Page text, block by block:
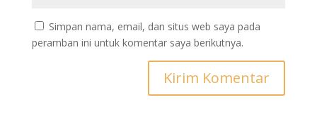
Simpan nama, email, dan situs web saya pada
peramban ini untuk komentar saya berikutnya.